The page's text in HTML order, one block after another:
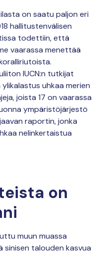
on saatu paljon eri
hallitustenvälisen
todettiin, että
vaarassa menettää
IUCN:n tutkijat
uhkaa merien
joista 17 on vaarassa
ympäristöjärjestö
raportin, jonka
nelinkertaistua
on
muun muassa
sinisen talouden kasvua